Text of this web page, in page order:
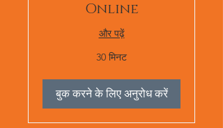
Online
और पढ़ें
30 मिनट
बुक करने के लिए अनुरोध करें